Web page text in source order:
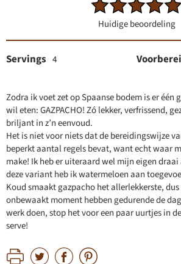
Huidige beoordeling
Servings 4
Zodra ik voet zet op Spaanse bodem is er één
wil eten: GAZPACHO! Zó lekker, verfrissend,
briljant in z’n eenvoud.
Het is niet voor niets dat de bereidingswijze
beperkt aantal regels bevat, want echt waar
make! Ik heb er uiteraard wel mijn eigen
deze variant heb ik watermeloen aan
Koud smaakt gazpacho het allerlekkerste,
onbewaakt moment hebben gedurende de
werk doen, stop het voor een paar uurtjes in
serve!